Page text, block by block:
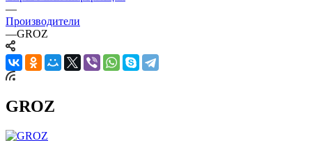
—
Производители
—GROZ
GROZ